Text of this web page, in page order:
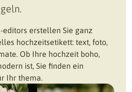
editors erstellen Sie ganz
hochzeitsetikett: text, foto,
Ob Ihre hochzeit boho,
ist, Sie finden ein
Ihr thema.